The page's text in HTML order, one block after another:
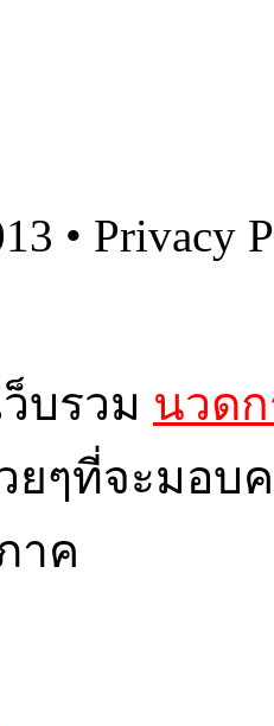
• Privacy
ว็บรวม นวด
ยๆที่จะมอ
าค